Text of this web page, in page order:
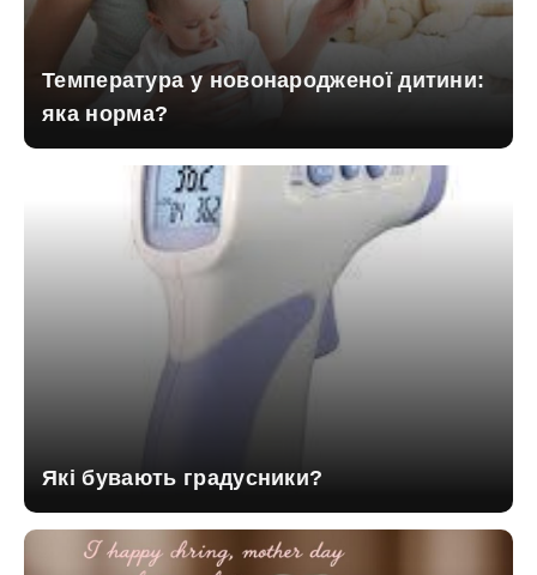
Температура у новонародженої дитини:
яка норма?
Які бувають градусники?